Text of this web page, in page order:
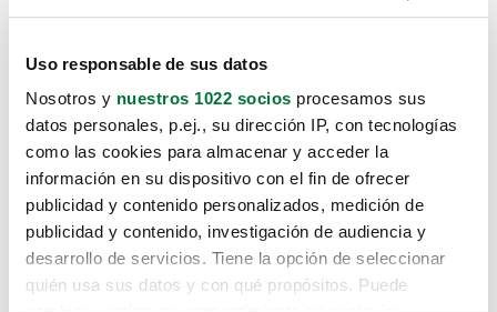
Uso responsable de sus datos
Nosotros y nuestros 1022 socios procesamos sus
datos personales, p.ej., su dirección IP, con tecnologías
como las cookies para almacenar y acceder la
información en su dispositivo con el fin de ofrecer
publicidad y contenido personalizados, medición de
publicidad y contenido, investigación de audiencia y
desarrollo de servicios. Tiene la opción de seleccionar
quién usa sus datos y con qué propósitos. Puede
Lo sentimos, no sabemos como
te hemos traido hasta aquí.
Pero puedes encontrar el coche que estás
buscando en alguno de estos enlaces: